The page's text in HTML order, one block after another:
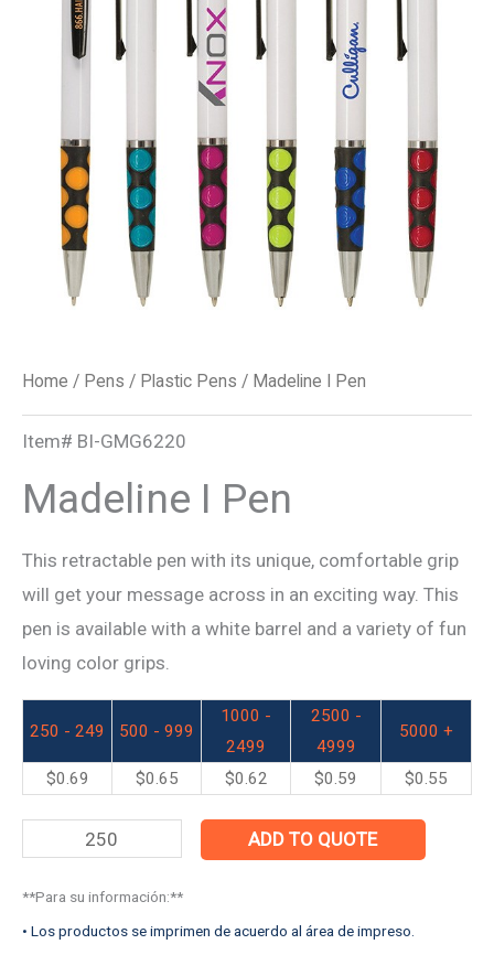
Home / Pens / Plastic Pens / Madeline I Pen
Item# BI-GMG6220
Madeline I Pen
This retractable pen with its unique, comfortable grip
will get your message across in an exciting way. This
pen is available with a white barrel and a variety of fun
loving color grips.
250 - 249 500 - 999
1000 -
2499
2500 -
4999
5000 +
$0.69 $0.65 $0.62 $0.59 $0.55
ADD TO QUOTE
**Para su información:**
• Los productos se imprimen de acuerdo al área de impreso.